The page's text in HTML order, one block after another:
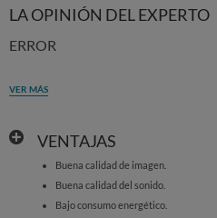
LA OPINIÓN DEL EXPERTO
ERROR
VER MÁS
VENTAJAS
Buena calidad de imagen.
Buena calidad del sonido.
Bajo consumo energético.